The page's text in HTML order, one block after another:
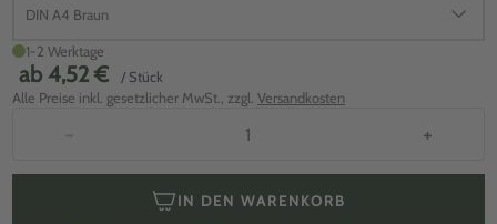
DIN A4 Braun
1-2 Werktage
ab 4,52 €
/ Stück
Alle Preise inkl. gesetzlicher MwSt., zzgl. Versandkosten
− +
IN DEN WARENKORB